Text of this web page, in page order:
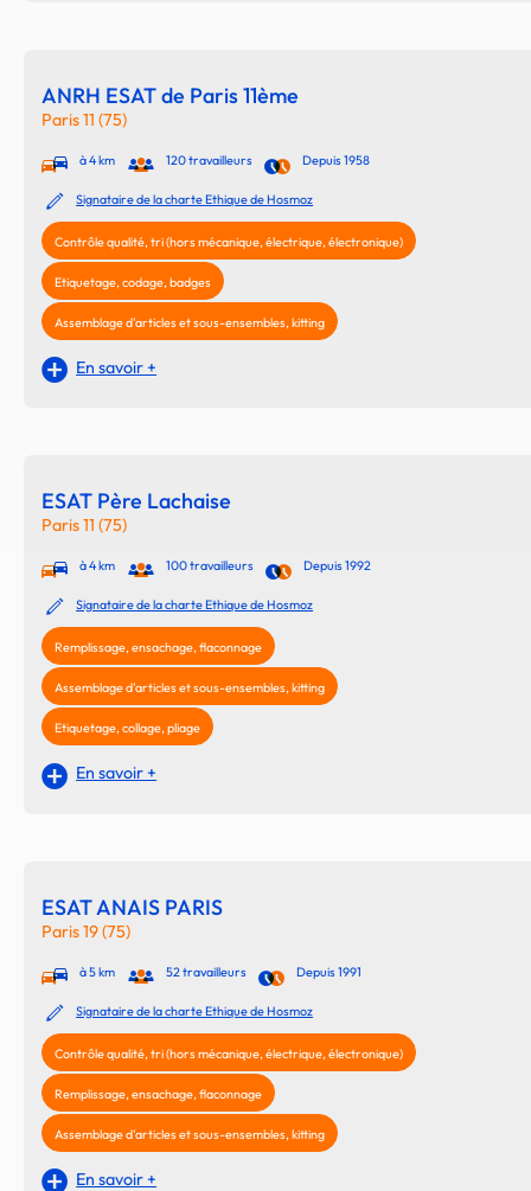
ANRH ESAT de Paris 11ème
Paris 11 (75)
à 4 km 120 travailleurs Depuis 1958
Signataire de la charte Ethique de Hosmoz
Contrôle qualité, tri (hors mécanique, électrique, électronique)
Etiquetage, codage, badges
Assemblage d'articles et sous-ensembles, kitting
En savoir +
ESAT Père Lachaise
Paris 11 (75)
à 4 km 100 travailleurs Depuis 1992
Signataire de la charte Ethique de Hosmoz
Remplissage, ensachage, flaconnage
Assemblage d'articles et sous-ensembles, kitting
Etiquetage, collage, pliage
En savoir +
ESAT ANAIS PARIS
Paris 19 (75)
à 5 km 52 travailleurs Depuis 1991
Signataire de la charte Ethique de Hosmoz
Contrôle qualité, tri (hors mécanique, électrique, électronique)
Remplissage, ensachage, flaconnage
Assemblage d'articles et sous-ensembles, kitting
En savoir +